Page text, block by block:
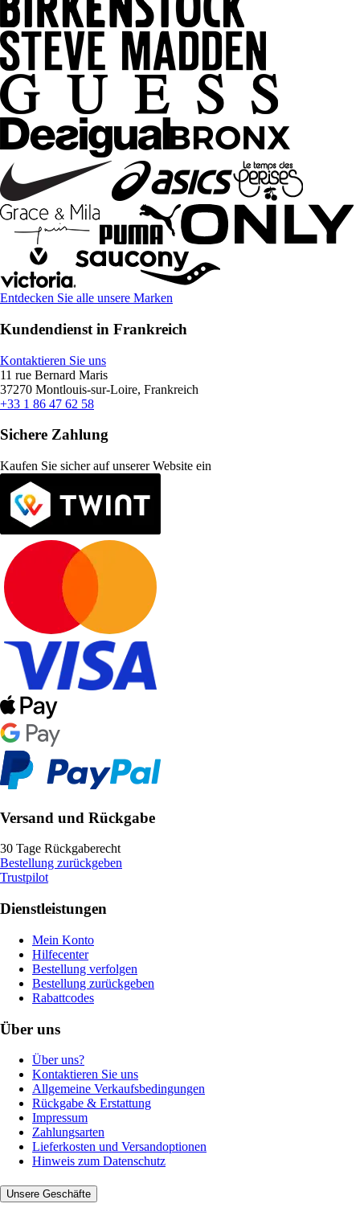
Entdecken Sie alle unsere Marken
Kundendienst in Frankreich
Kontaktieren Sie uns
11 rue Bernard Maris
37270 Montlouis-sur-Loire, Frankreich
+33 1 86 47 62 58
Sichere Zahlung
Kaufen Sie sicher auf unserer Website ein
Versand und Rückgabe
30 Tage Rückgaberecht
Bestellung zurückgeben
Trustpilot
Dienstleistungen
Mein Konto
Hilfecenter
Bestellung verfolgen
Bestellung zurückgeben
Rabattcodes
Über uns
Über uns?
Kontaktieren Sie uns
Allgemeine Verkaufsbedingungen
Rückgabe & Erstattung
Impressum
Zahlungsarten
Lieferkosten und Versandoptionen
Hinweis zum Datenschutz
Unsere Geschäfte